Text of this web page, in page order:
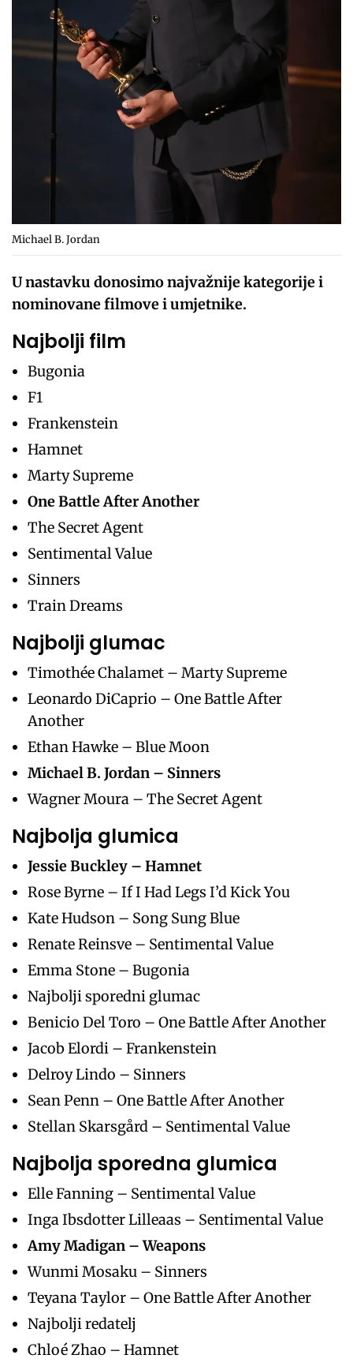
Michael B. Jordan
U nastavku donosimo najvažnije kategorije i
nominovane filmove i umjetnike.
Najbolji film
Bugonia
F1
Frankenstein
Hamnet
Marty Supreme
One Battle After Another
The Secret Agent
Sentimental Value
Sinners
Train Dreams
Najbolji glumac
Timothée Chalamet – Marty Supreme
Leonardo DiCaprio – One Battle After
Another
Ethan Hawke – Blue Moon
Michael B. Jordan – Sinners
Wagner Moura – The Secret Agent
Najbolja glumica
Jessie Buckley – Hamnet
Rose Byrne – If I Had Legs I’d Kick You
Kate Hudson – Song Sung Blue
Renate Reinsve – Sentimental Value
Emma Stone – Bugonia
Najbolji sporedni glumac
Benicio Del Toro – One Battle After Another
Jacob Elordi – Frankenstein
Delroy Lindo – Sinners
Sean Penn – One Battle After Another
Stellan Skarsgård – Sentimental Value
Najbolja sporedna glumica
Elle Fanning – Sentimental Value
Inga Ibsdotter Lilleaas – Sentimental Value
Amy Madigan – Weapons
Wunmi Mosaku – Sinners
Teyana Taylor – One Battle After Another
Najbolji redatelj
Chloé Zhao – Hamnet